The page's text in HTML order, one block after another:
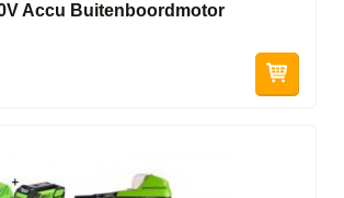
Accu Buitenboordmotor